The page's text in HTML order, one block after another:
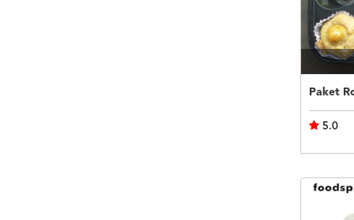
Paket
5.0